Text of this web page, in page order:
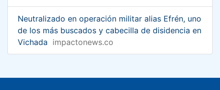
Neutralizado en operación militar alias Efrén, uno
de los más buscados y cabecilla de disidencia en
Vichada impactonews.co